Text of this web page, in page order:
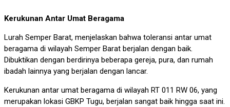
Kerukunan Antar Umat Beragama
Lurah Semper Barat, menjelaskan bahwa toleransi antar umat
beragama di wilayah Semper Barat berjalan dengan baik.
Dibuktikan dengan berdirinya beberapa gereja, pura, dan rumah
ibadah lainnya yang berjalan dengan lancar.
Kerukunan antar umat beragama di wilayah RT 011 RW 06, yang
merupakan lokasi GBKP Tugu, berjalan sangat baik hingga saat ini.